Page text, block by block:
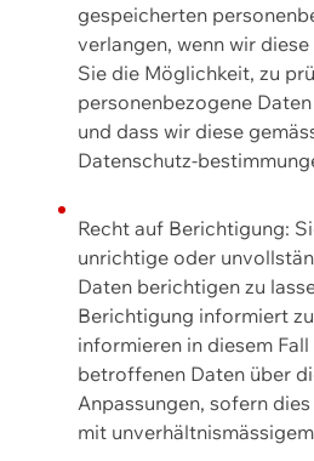
gespeicherten
verlangen, wenn wir
Sie die Möglichkeit, zu
personenbezogene
und dass wir diese
Datenschutz-
Recht auf Berichtigung:
unrichtige oder
Daten berichtigen zu
Berichtigung informiert
informieren in diesem
betroffenen Daten über
Anpassungen, sofern
mit